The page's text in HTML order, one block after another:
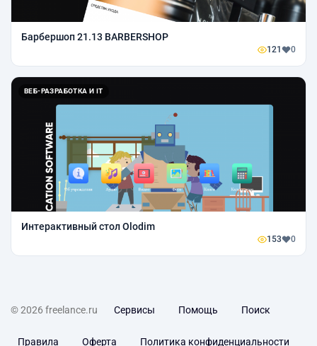
Барбершоп 21.13 BARBERSHOP
121 0
ВЕБ-РАЗРАБОТКА И IT
Интерактивный стол Olodim
153 0
© 2026 freelance.ru Сервисы Помощь Поиск
Правила Оферта Политика конфиденциальности